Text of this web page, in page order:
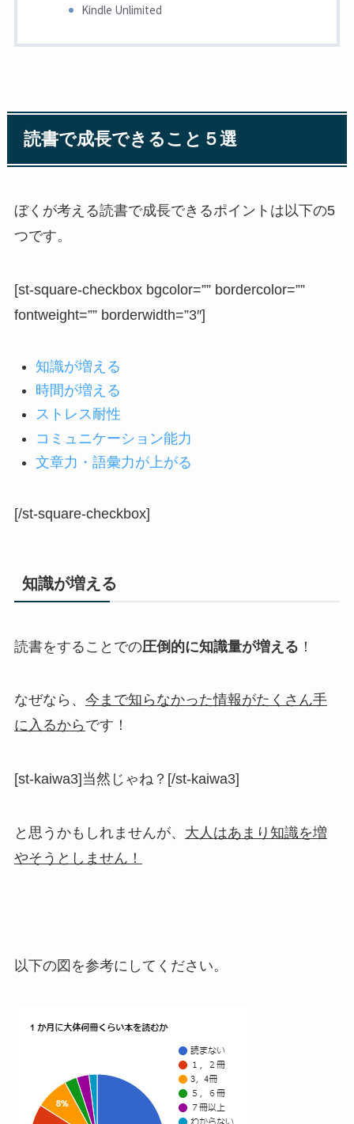
Kindle Unlimited
読書で成長できること５選
ぼくが考える読書で成長できるポイントは以下の5
つです。
[st-square-checkbox bgcolor=”” bordercolor=””
fontweight=”” borderwidth=”3″]
知識が増える
時間が増える
ストレス耐性
コミュニケーション能力
文章力・語彙力が上がる
[/st-square-checkbox]
知識が増える
読書をすることでの圧倒的に知識量が増える ！
なぜなら、 今まで知らなかった情報がたくさん手
に入るから です！
[st-kaiwa3]当然じゃね？[/st-kaiwa3]
と思うかもしれませんが、 大人はあまり知識を増
やそうとしません！
以下の図を参考にしてください。